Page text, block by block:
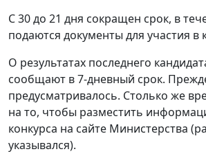
С 30 до 21 дня сокращен срок, в
подаются документы для участия в
О результатах последнего
сообщают в 7-дневный срок.
предусматривалось. Столько же
на то, чтобы разместить
конкурса на сайте Министерства
указывался).